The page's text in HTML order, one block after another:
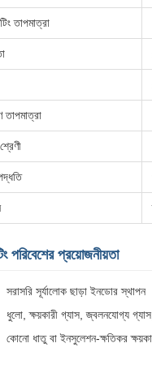
তাপমাত্রা
তাপমাত্রা
পরিবেশের প্রয়োজনীয়তা
সরাসরি সূর্যালোক ছাড়া ইনডোর স্থাপন
ধুলো, ক্ষয়কারী গ্যাস, জ্বলনযোগ্য
কোনো ধাতু বা ইনসুলেশন-ক্ষতিকর